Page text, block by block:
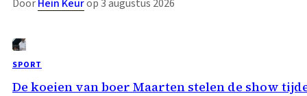
DoorHein Keurop 3 augustus 2026
SPORT
De koeien van boer Maarten stelen de show